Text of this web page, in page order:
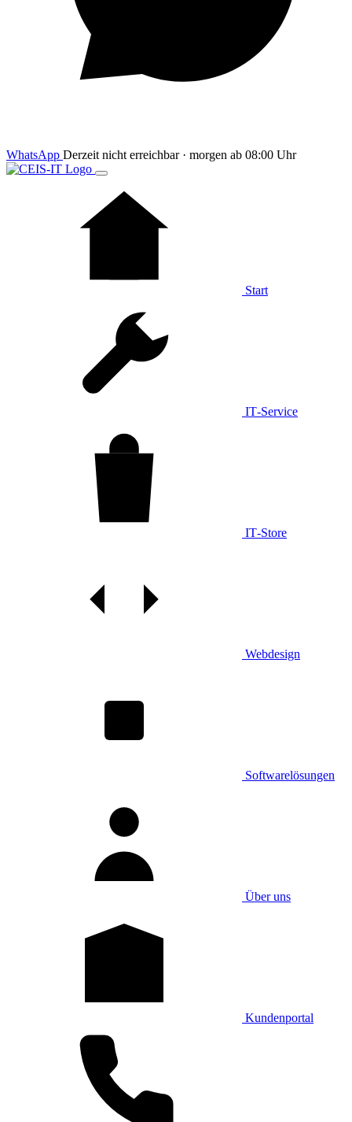
WhatsApp Derzeit nicht erreichbar · morgen ab 08:00 Uhr
Start
IT‑Service
IT‑Store
Webdesign
Softwarelösungen
Über uns
Kundenportal